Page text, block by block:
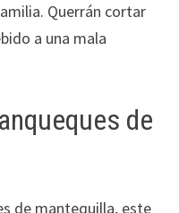
Querrán cortar
a una mala
de
de mantequilla, este